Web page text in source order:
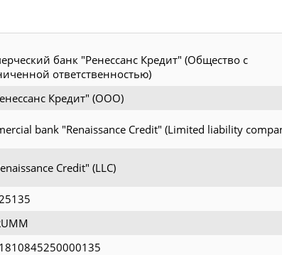
банк "Ренессанс Кредит" (Общество с
ответственностью)
Кредит" (ООО)
bank "Renaissance Credit" (Limited liability
Credit" (LLC)